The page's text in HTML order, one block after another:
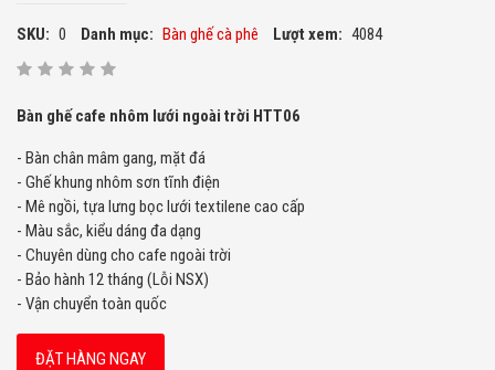
SKU: 0 Danh mục: Bàn ghế cà phê Lượt xem: 4084
Bàn ghế cafe nhôm lưới ngoài trời HTT06
- Bàn chân mâm gang, mặt đá
- Ghế khung nhôm sơn tĩnh điện
- Mê ngồi, tựa lưng bọc lưới textilene cao cấp
- Màu sắc, kiểu dáng đa dạng
- Chuyên dùng cho cafe ngoài trời
- Bảo hành 12 tháng (Lỗi NSX)
- Vận chuyển toàn quốc
ĐẶT HÀNG NGAY